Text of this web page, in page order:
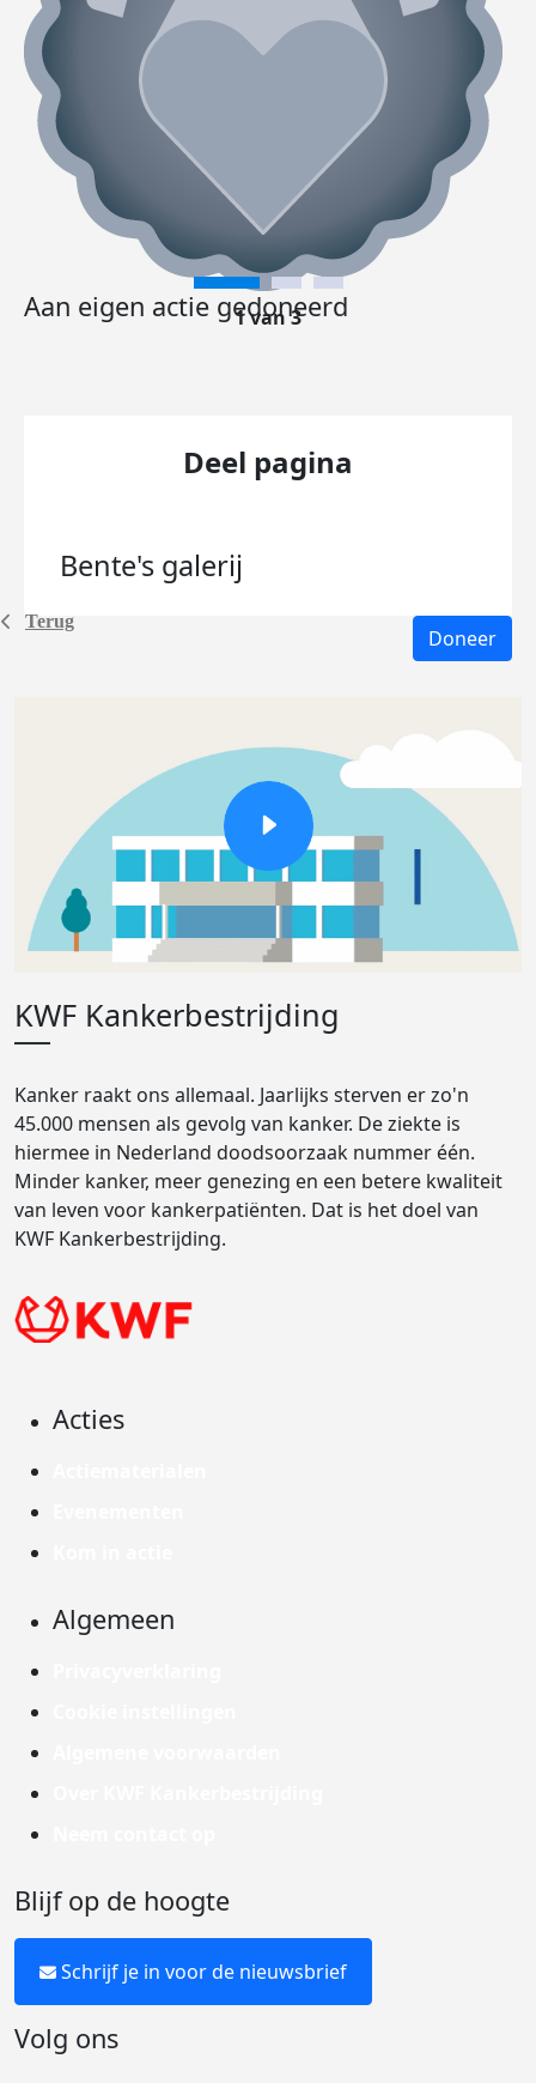
Terug
Aan eigen actie gedoneerd
1 van 3
Deel pagina
Bente's galerij
Doneer
KWF Kankerbestrijding
Kanker raakt ons allemaal. Jaarlijks sterven er zo'n
45.000 mensen als gevolg van kanker. De ziekte is
hiermee in Nederland doodsoorzaak nummer één.
Minder kanker, meer genezing en een betere kwaliteit
van leven voor kankerpatiënten. Dat is het doel van
KWF Kankerbestrijding.
Acties
Algemeen
Blijf op de hoogte
Schrijf je in voor de nieuwsbrief
Volg ons